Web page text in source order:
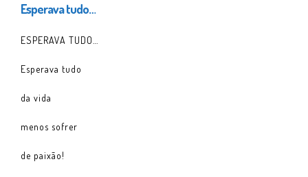
Esperava tudo…
ESPERAVA TUDO…
Esperava tudo
da vida
menos sofrer
de paixão!